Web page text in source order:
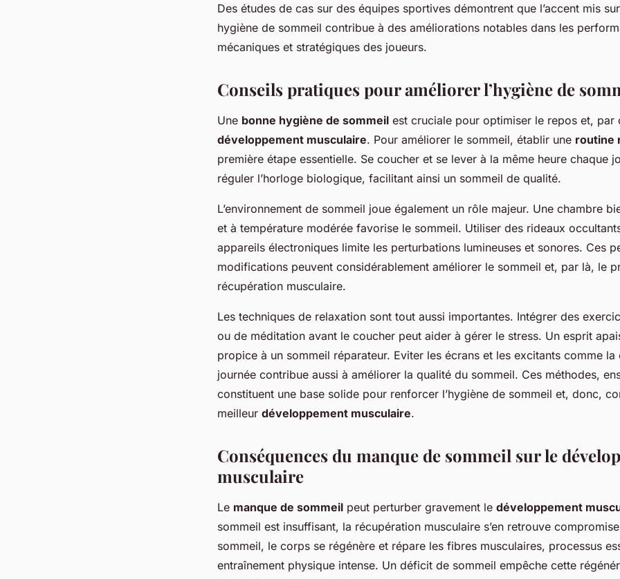
Des études de cas sur des équipes sportives démontrent que l’accent mis
hygiène de sommeil contribue à des améliorations notables dans les
mécaniques et stratégiques des joueurs.
Conseils pratiques pour améliorer l’hygiène de
Une bonne hygiène de sommeil est cruciale pour optimiser le repos et, par
développement musculaire. Pour améliorer le sommeil, établir une routine
première étape essentielle. Se coucher et se lever à la même heure chaque
réguler l’horloge biologique, facilitant ainsi un sommeil de qualité.
L’environnement de sommeil joue également un rôle majeur. Une chambre
et à température modérée favorise le sommeil. Utiliser des rideaux
appareils électroniques limite les perturbations lumineuses et sonores. Ces
modifications peuvent considérablement améliorer le sommeil et, par là, le
récupération musculaire.
Les techniques de relaxation sont tout aussi importantes. Intégrer des
ou de méditation avant le coucher peut aider à gérer le stress. Un esprit
propice à un sommeil réparateur. Eviter les écrans et les excitants comme
journée contribue aussi à améliorer la qualité du sommeil. Ces méthodes,
constituent une base solide pour renforcer l’hygiène de sommeil et, donc,
meilleur développement musculaire.
Conséquences du manque de sommeil sur le
musculaire
Le manque de sommeil peut perturber gravement le développement
sommeil est insuffisant, la récupération musculaire s’en retrouve
sommeil, le corps se régénère et répare les fibres musculaires, processus
entraînement physique intense. Un déficit de sommeil empêche cette